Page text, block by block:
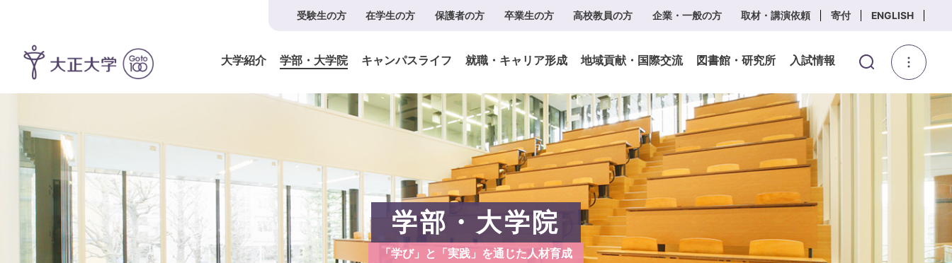
受験生の方 在学生の方 保護者の方 卒業生の方 高校教員の方 企業・一般の方 取材・講演依頼 寄付 ENGLISH
大学紹介 学部・大学院 キャンパスライフ 就職・キャリア形成 地域貢献・国際交流 図書館・研究所 入試情報
学部・大学院
「学び」と「実践」を通じた人材育成